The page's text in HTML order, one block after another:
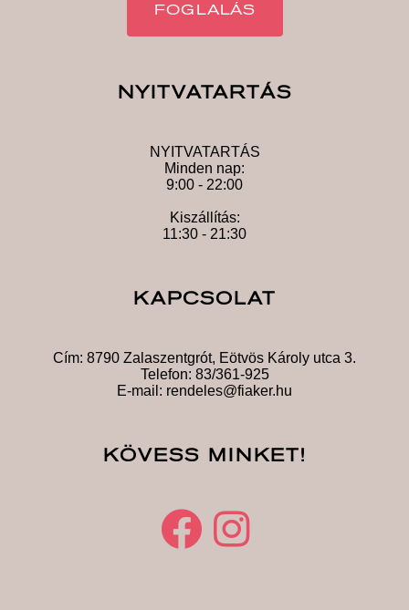
FOGLALÁS
NYITVATARTÁS
NYITVATARTÁS
Minden nap:
9:00 - 22:00
Kiszállítás:
11:30 - 21:30
KAPCSOLAT
Cím: 8790 Zalaszentgrót, Eötvös Károly utca 3.
Telefon: 83/361-925
E-mail: rendeles@fiaker.hu
KÖVESS MINKET!